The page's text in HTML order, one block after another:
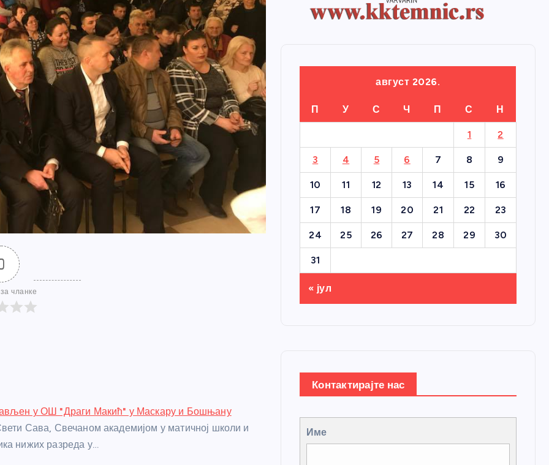
чланке
у ОШ "Драги Макић" у Маскару и Бошњану
Сава, Свечаном академијом у матичној школи и
нижих разреда у…
август 2026.
П У С Ч П С Н
1 2
3 4 5 6 7 8 9
10 11 12 13 14 15 16
17 18 19 20 21 22 23
24 25 26 27 28 29 30
31
« јул
Контактирајте нас
Име